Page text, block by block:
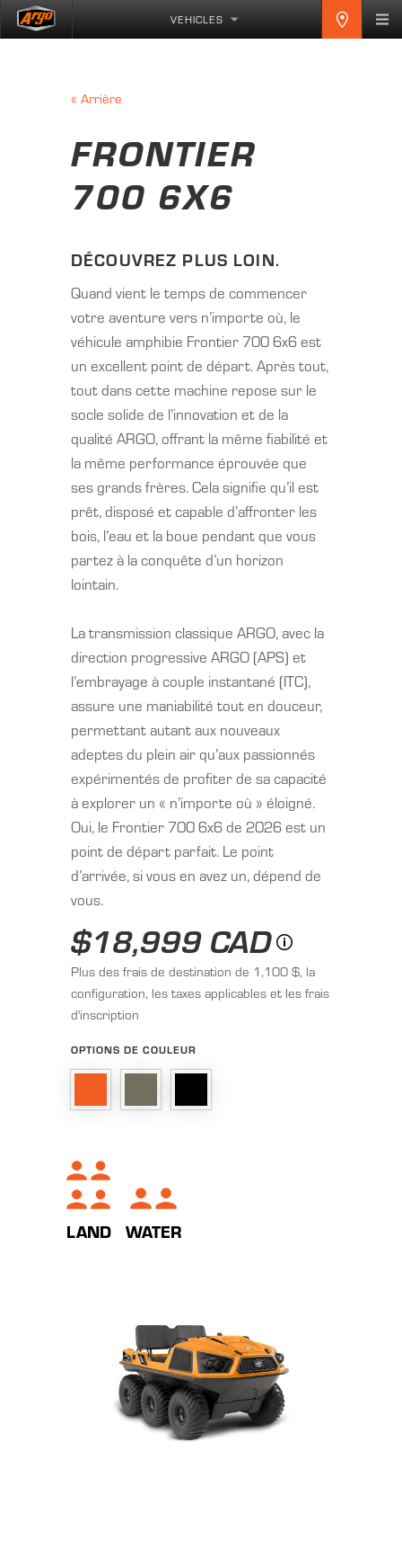
VEHICLES
« Arrière
FRONTIER
700 6X6
DÉCOUVREZ PLUS LOIN.
Quand vient le temps de commencer
votre aventure vers n’importe où, le
véhicule amphibie Frontier 700 6x6 est
un excellent point de départ. Après tout,
tout dans cette machine repose sur le
socle solide de l’innovation et de la
qualité ARGO, offrant la même fiabilité et
la même performance éprouvée que
ses grands frères. Cela signifie qu’il est
prêt, disposé et capable d’affronter les
bois, l’eau et la boue pendant que vous
partez à la conquête d’un horizon
lointain.
La transmission classique ARGO, avec la
direction progressive ARGO (APS) et
l’embrayage à couple instantané (ITC),
assure une maniabilité tout en douceur,
permettant autant aux nouveaux
adeptes du plein air qu’aux passionnés
expérimentés de profiter de sa capacité
à explorer un « n’importe où » éloigné.
Oui, le Frontier 700 6x6 de 2026 est un
point de départ parfait. Le point
d’arrivée, si vous en avez un, dépend de
vous.
$18,999 CAD
Plus des frais de destination de 1,100 $, la
configuration, les taxes applicables et les frais
d'inscription
OPTIONS DE COULEUR
LAND WATER